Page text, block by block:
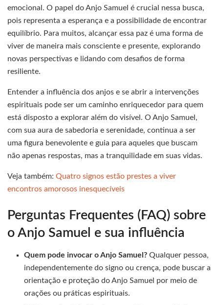
emocional. O papel do Anjo Samuel é crucial nessa busca,
pois representa a esperança e a possibilidade de encontrar
equilíbrio. Para muitos, alcançar essa paz é uma forma de
viver de maneira mais consciente e presente, explorando
novas perspectivas e lidando com desafios de forma
resiliente.
Entender a influência dos anjos e se abrir a intervenções
espirituais pode ser um caminho enriquecedor para quem
está disposto a explorar além do visível. O Anjo Samuel,
com sua aura de sabedoria e serenidade, continua a ser
uma figura benevolente e guia para aqueles que buscam
não apenas respostas, mas a tranquilidade em suas vidas.
Veja também: Quatro signos estão prestes a viver
encontros amorosos inesquecíveis
Perguntas Frequentes (FAQ) sobre
o Anjo Samuel e sua influência
Quem pode invocar o Anjo Samuel? Qualquer pessoa,
independentemente do signo ou crença, pode buscar a
orientação e proteção do Anjo Samuel por meio de
orações ou práticas espirituais.